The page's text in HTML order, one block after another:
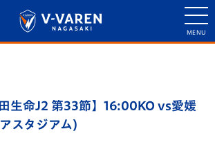
生命J2 第33節】16:00KO vs愛媛
スタジアム)